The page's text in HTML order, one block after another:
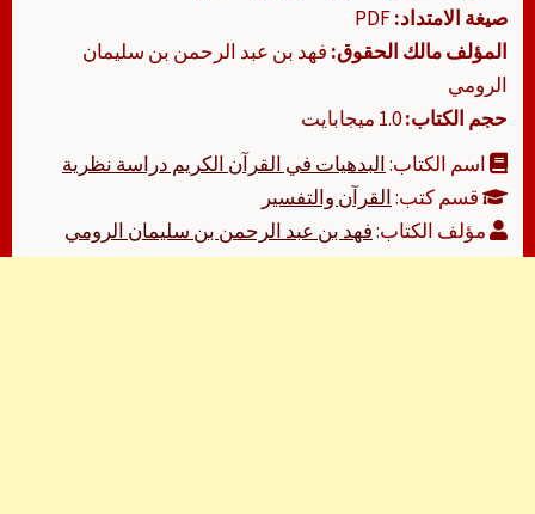
صيغة الامتداد:
المؤلف مالك الحقوق: فهد بن عبد الرحمن بن سليمان
الرومي
حجم الكتاب:1.0 ميجابايت
اسم الكتاب:البدهيات في القرآن الكريم دراسة نظرية
قسم كتب:القرآن والتفسير
مؤلف الكتاب:فهد بن عبد الرحمن بن سليمان الرومي